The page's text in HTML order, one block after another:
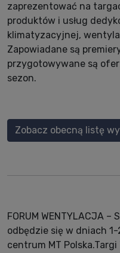
zaprezentować na
produktów i usług
klimatyzacyjnej,
Zapowiadane są
przygotowywane są
sezon.
Zobacz obecną listę
FORUM WENTYLACJA –
odbędzie się w dniach
centrum MT